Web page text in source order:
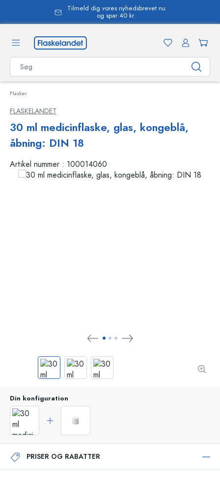
Tilmeld dig vores nyhedsbrevet nu
og spar 40 kr.
Flasker
FLASKELANDET
30 ml medicinflaske, glas, kongeblå,
åbning: DIN 18
Artikel nummer : 100014060
Din konfiguration
PRISER OG RABATTER